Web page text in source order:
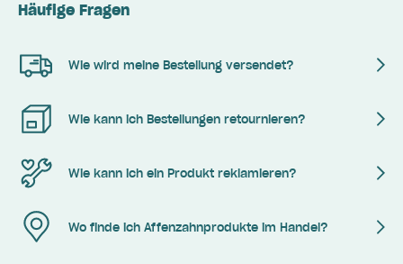
Häufige Fragen
Wie wird meine Bestellung versendet?
Wie kann ich Bestellungen retournieren?
Wie kann ich ein Produkt reklamieren?
Wo finde ich Affenzahnprodukte im Handel?